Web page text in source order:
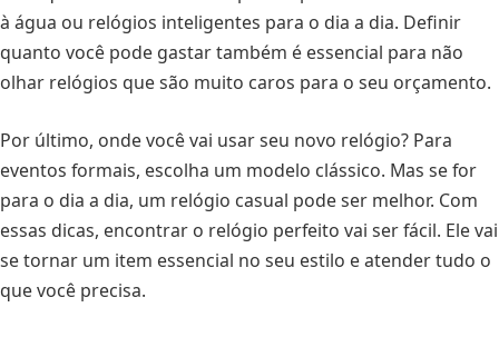
à água ou relógios inteligentes para o dia a dia. Definir
quanto você pode gastar também é essencial para não
olhar relógios que são muito caros para o seu orçamento.
Por último, onde você vai usar seu novo relógio? Para
eventos formais, escolha um modelo clássico. Mas se for
para o dia a dia, um relógio casual pode ser melhor. Com
essas dicas, encontrar o relógio perfeito vai ser fácil. Ele vai
se tornar um item essencial no seu estilo e atender tudo o
que você precisa.